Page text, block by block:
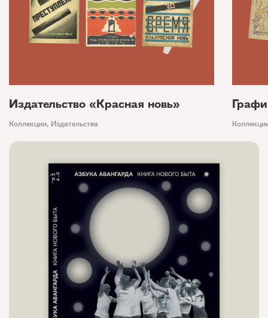
Издательство «Красная новь»
Коллекции, Издательства